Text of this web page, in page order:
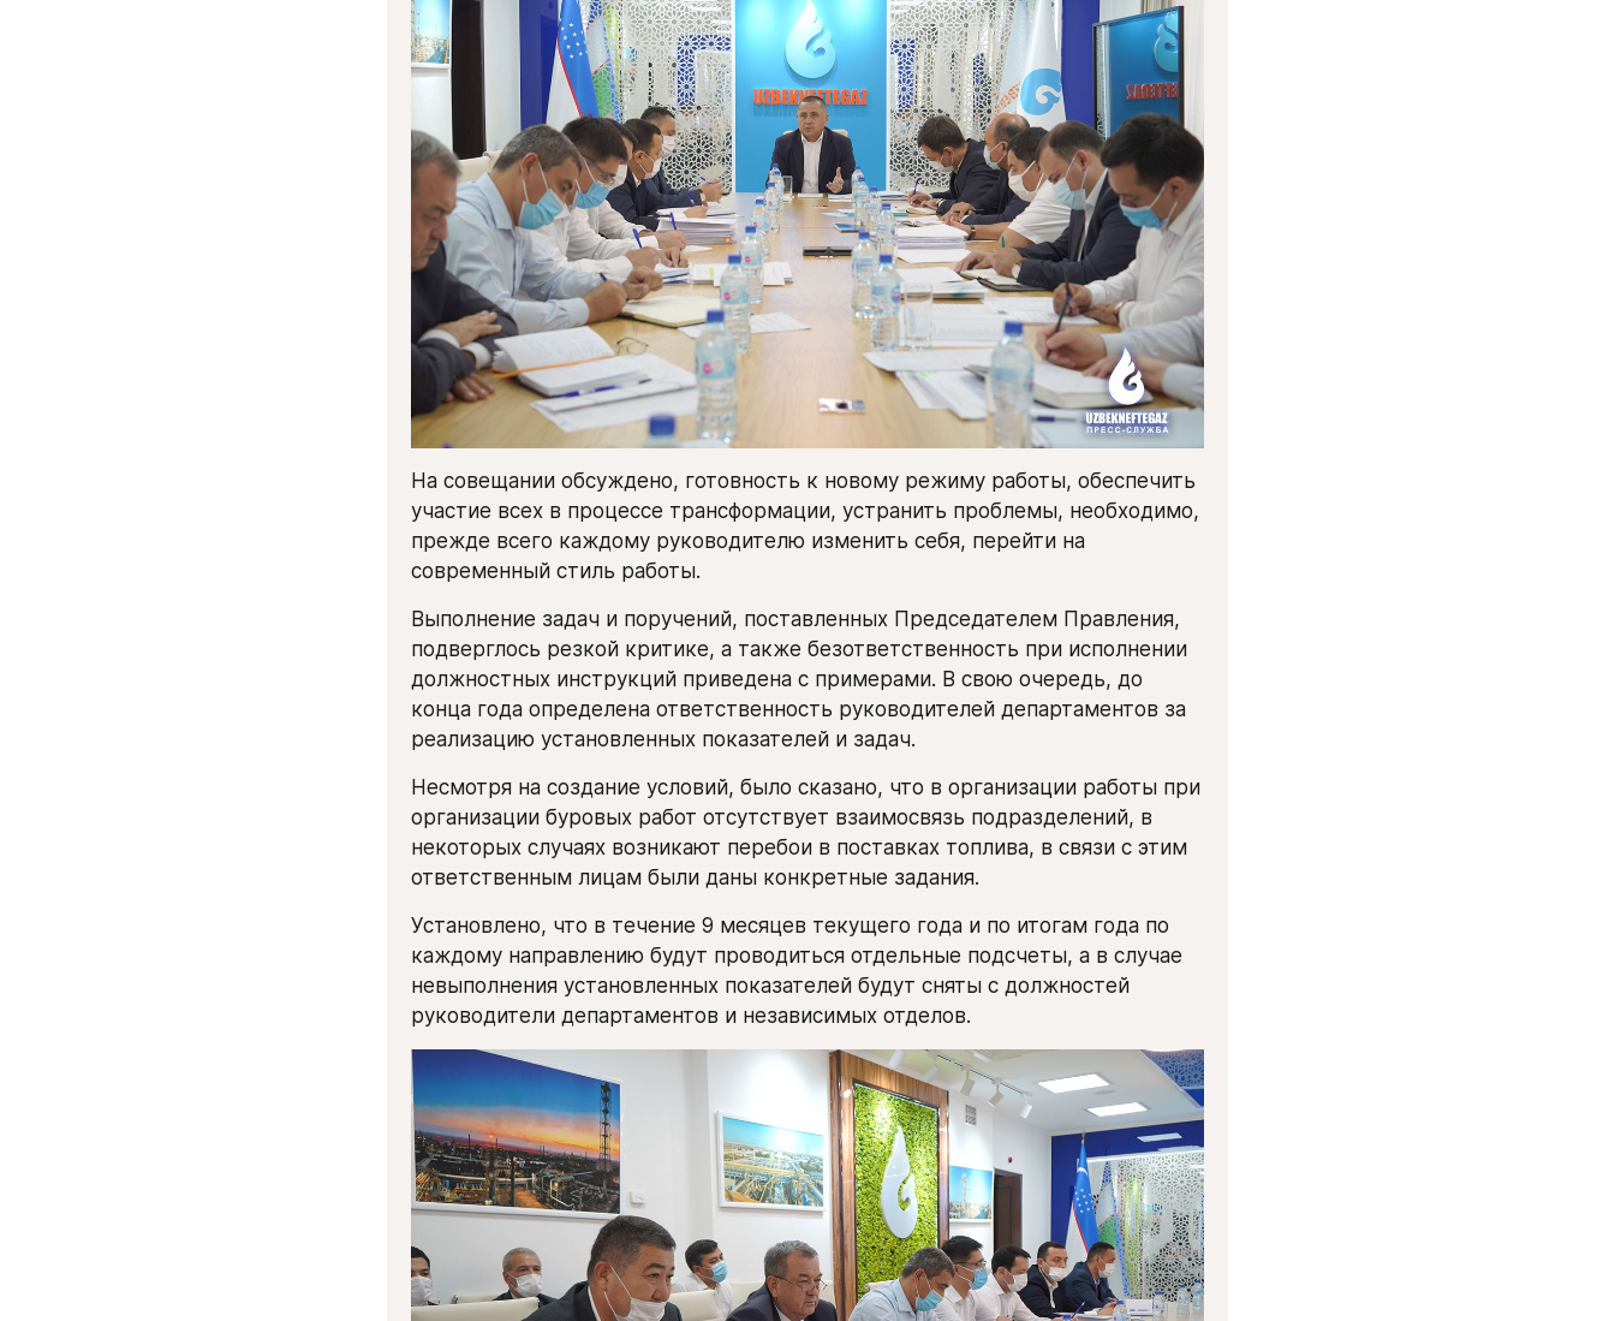
На совещании обсуждено, готовность к новому режиму работы, обеспечить
участие всех в процессе трансформации, устранить проблемы, необходимо,
прежде всего каждому руководителю изменить себя, перейти на
современный стиль работы.
Выполнение задач и поручений, поставленных Председателем Правления,
подверглось резкой критике, а также безответственность при исполнении
должностных инструкций приведена с примерами. В свою очередь, до
конца года определена ответственность руководителей департаментов за
реализацию установленных показателей и задач.
Несмотря на создание условий, было сказано, что в организации работы при
организации буровых работ отсутствует взаимосвязь подразделений, в
некоторых случаях возникают перебои в поставках топлива, в связи с этим
ответственным лицам были даны конкретные задания.
Установлено, что в течение 9 месяцев текущего года и по итогам года по
каждому направлению будут проводиться отдельные подсчеты, а в случае
невыполнения установленных показателей будут сняты с должностей
руководители департаментов и независимых отделов.